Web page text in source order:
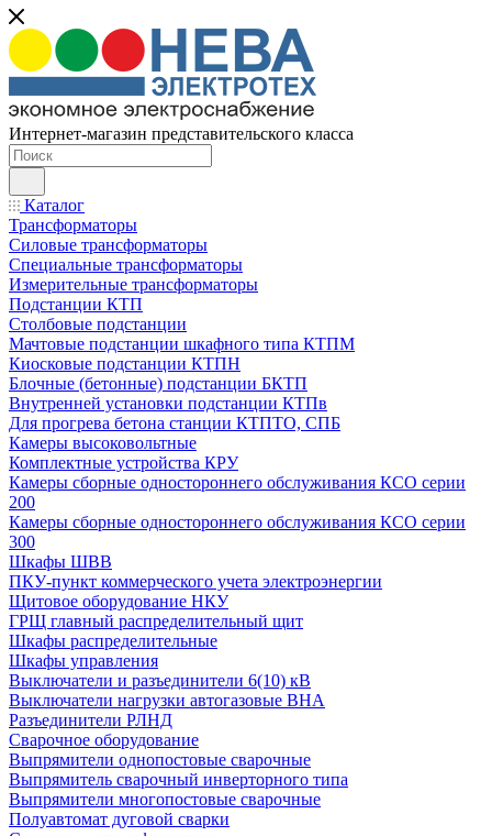
Интернет-магазин представительского класса
Каталог
Трансформаторы
Силовые трансформаторы
Специальные трансформаторы
Измерительные трансформаторы
Подстанции КТП
Столбовые подстанции
Мачтовые подстанции шкафного типа КТПМ
Киосковые подстанции КТПН
Блочные (бетонные) подстанции БКТП
Внутренней установки подстанции КТПв
Для прогрева бетона станции КТПТО, СПБ
Камеры высоковольтные
Комплектные устройства КРУ
Камеры сборные одностороннего обслуживания КСО серии
200
Камеры сборные одностороннего обслуживания КСО серии
300
Шкафы ШВВ
ПКУ-пункт коммерческого учета электроэнергии
Щитовое оборудование НКУ
ГРЩ главный распределительный щит
Шкафы распределительные
Шкафы управления
Выключатели и разъединители 6(10) кВ
Выключатели нагрузки автогазовые ВНА
Разъединители РЛНД
Сварочное оборудование
Выпрямители однопостовые сварочные
Выпрямитель сварочный инверторного типа
Выпрямители многопостовые сварочные
Полуавтомат дуговой сварки